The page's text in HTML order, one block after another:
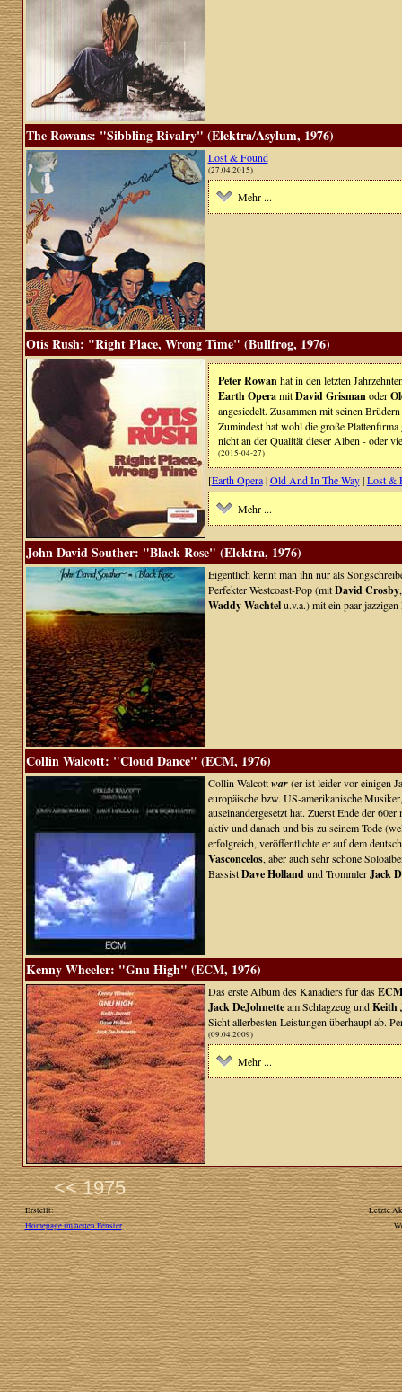
The Rowans: "Sibbling Rivalry" (Elektra/Asylum, 1976)
Lost & Found
(27.04.2015)
Mehr ...
Otis Rush: "Right Place, Wrong Time" (Bullfrog, 1976)
Peter Rowan hat in den letzten
Earth OperamitDavid Grisman oder
angesiedelt. Zusammen mit seinen Brüdern
Zumindest hat wohl die große
nicht an der Qualität dieser Alben - oder
(2015-04-27)
[Earth Opera|Old And In The Way|Lost &
Mehr ...
John David Souther: "Black Rose" (Elektra, 1976)
Eigentlich kennt man ihn nur als
Perfekter Westcoast-Pop (mitDavid Crosby
Waddy Wachtelu.v.a.) mit ein paar
Collin Walcott: "Cloud Dance" (ECM, 1976)
Collin Walcottwar(er ist leider vor einigen
europäische bzw. US-amerikanische
auseinandergesetzt hat. Zuerst Ende der
aktiv und danach und bis zu seinem Tode
erfolgreich, veröffentlichte er auf dem
Vasconcelos, aber auch sehr schöne
BassistDave Holland und TrommlerJack
Kenny Wheeler: "Gnu High" (ECM, 1976)
Das erste Album des Kanadiers für dasECM
Jack DeJohnetteam Schlagzeug undKeith
Sicht allerbesten Leistungen überhaupt ab.
(09.04.2009)
Mehr ...
<< 1975
Erstellt:
Letzte
Homepage im neuen Fenster